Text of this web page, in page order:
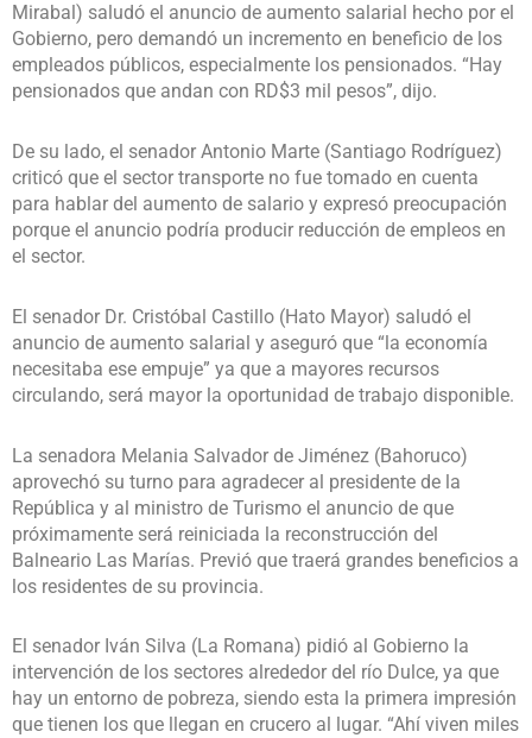
Mirabal) saludó el anuncio de aumento salarial hecho por el
Gobierno, pero demandó un incremento en beneficio de los
empleados públicos, especialmente los pensionados. “Hay
pensionados que andan con RD$3 mil pesos”, dijo.
De su lado, el senador Antonio Marte (Santiago Rodríguez)
criticó que el sector transporte no fue tomado en cuenta
para hablar del aumento de salario y expresó preocupación
porque el anuncio podría producir reducción de empleos en
el sector.
El senador Dr. Cristóbal Castillo (Hato Mayor) saludó el
anuncio de aumento salarial y aseguró que “la economía
necesitaba ese empuje” ya que a mayores recursos
circulando, será mayor la oportunidad de trabajo disponible.
La senadora Melania Salvador de Jiménez (Bahoruco)
aprovechó su turno para agradecer al presidente de la
República y al ministro de Turismo el anuncio de que
próximamente será reiniciada la reconstrucción del
Balneario Las Marías. Previó que traerá grandes beneficios a
los residentes de su provincia.
El senador Iván Silva (La Romana) pidió al Gobierno la
intervención de los sectores alrededor del río Dulce, ya que
hay un entorno de pobreza, siendo esta la primera impresión
que tienen los que llegan en crucero al lugar. “Ahí viven miles